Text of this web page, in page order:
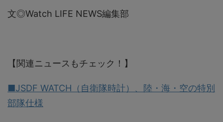
文◎Watch LIFE NEWS編集部
【関連ニュースもチェック！】
■JSDF WATCH（自衛隊時計）、陸・海・空の特別
部隊仕様